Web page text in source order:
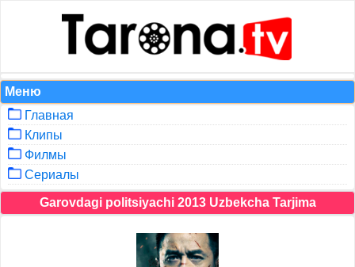
Меню
Главная
Клипы
Филмы
Сериалы
Garovdagi politsiyachi 2013 Uzbekcha Tarjima